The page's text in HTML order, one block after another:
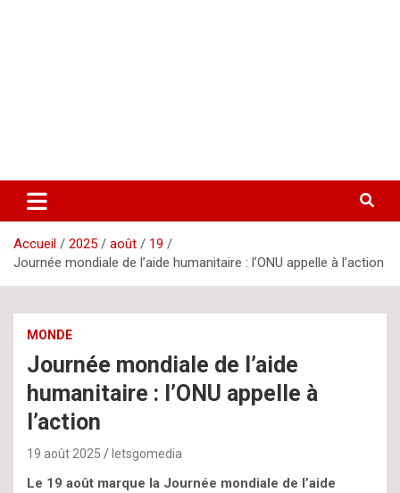
Accueil 2025 août
19
Journée mondiale de l’aide humanitaire : l’ONU appelle à l’action
MONDE
Journée mondiale de l’aide
humanitaire : l’ONU appelle à
l’action
19 août 2025 letsgomedia
Le 19 août marque la Journée mondiale de l’aide